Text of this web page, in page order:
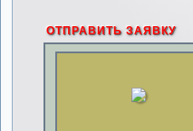
ОТПРАВИТЬ ЗАЯВКУ